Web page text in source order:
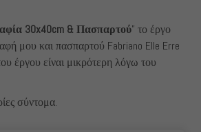
30x40cm & Πασπαρτού” το έργο
μου και πασπαρτού Fabriano Elle Erre
έργου είναι μικρότερη λόγω του
σύντομα.